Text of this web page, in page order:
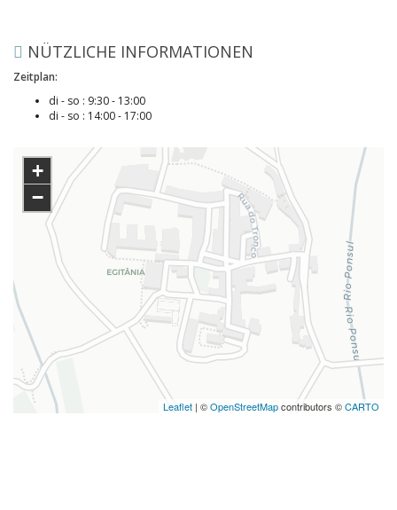
NÜTZLICHE INFORMATIONEN
Zeitplan:
di - so : 9:30 - 13:00
di - so : 14:00 - 17:00
+
−
Leaflet | ©OpenStreetMapcontributors ©CARTO